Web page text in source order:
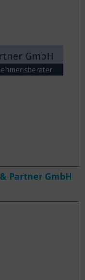
Partner GmbH